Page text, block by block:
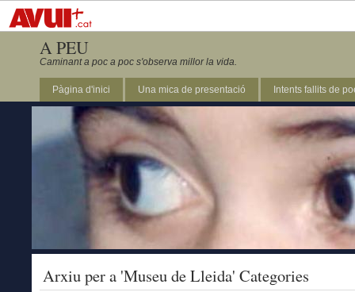
A PEU
Caminant a poc a poc s'observa millor la vida.
Pàgina d'inici Una mica de presentació Intents fallits de
Arxiu per a 'Museu de Lleida' Categories